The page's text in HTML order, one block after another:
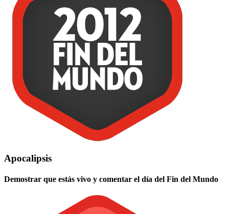
Apocalipsis
Demostrar que estás vivo y comentar el día del Fin del Mundo